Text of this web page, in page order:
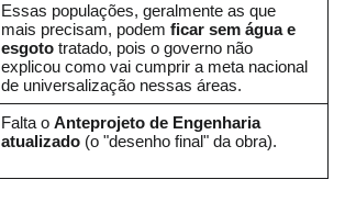
Essas populações, geralmente as que
mais precisam, podem ficar sem água e
esgoto tratado, pois o governo não
explicou como vai cumprir a meta nacional
de universalização nessas áreas.
Falta o Anteprojeto de Engenharia
atualizado (o "desenho final" da obra).